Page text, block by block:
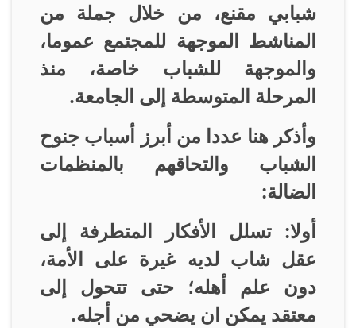
شبابي مقنع، من خلال جملة من
المناشط الموجهة للمجتمع عموما،
والموجهة للشباب خاصة، منذ
المرحلة المتوسطة إلى الجامعة.
وأذكر هنا عددا من أبرز أسباب جنوح
الشباب والتحاقهم بالمنظمات
الضالة:
أولا: تسلل الأفكار المتطرفة إلى
عقل شاب لديه غيرة على الأمة،
دون علم أهله؛ حتى تتحول إلى
معتقد يمكن ان يضحي من أجله.